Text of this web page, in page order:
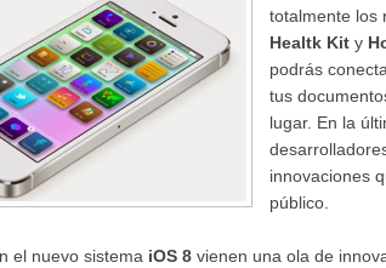
totalmente los
Healtk Kit y
podrás
tus
lugar. En la
innovaciones
público.
el nuevo sistema iOS 8 vienen una ola de